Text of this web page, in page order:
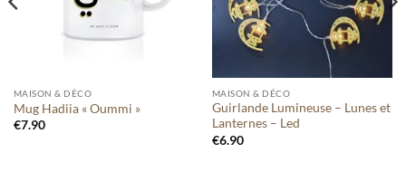
MAISON & DÉCO
Mug Hadiia « Oummi »
€7.90
MAISON & DÉCO
Guirlande Lumineuse – Lunes et
Lanternes – Led
€6.90